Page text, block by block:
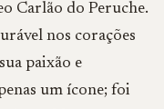
Carlão do Peruche.
nos corações
paixão e
um ícone; foi